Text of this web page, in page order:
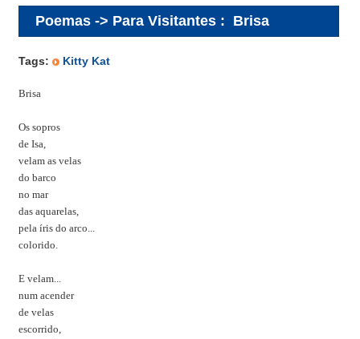
Poemas -> Para Visitantes : Brisa
Tags: Kitty Kat
Brisa
Os sopros
de Isa,
velam as velas
do barco
no mar
das aquarelas,
pela íris do arco...
colorido.
E velam...
num acender
de velas
escorrido,